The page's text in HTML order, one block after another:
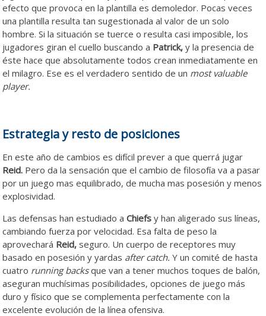
efecto que provoca en la plantilla es demoledor. Pocas veces
una plantilla resulta tan sugestionada al valor de un solo
hombre. Si la situación se tuerce o resulta casi imposible, los
jugadores giran el cuello buscando a Patrick, y la presencia de
éste hace que absolutamente todos crean inmediatamente en
el milagro. Ese es el verdadero sentido de un most valuable
player.
Estrategia y resto de posiciones
En este año de cambios es difícil prever a que querrá jugar
Reid. Pero da la sensación que el cambio de filosofía va a pasar
por un juego mas equilibrado, de mucha mas posesión y menos
explosividad.
Las defensas han estudiado aChiefs y han aligerado sus líneas,
cambiando fuerza por velocidad. Esa falta de peso la
aprovechará Reid, seguro. Un cuerpo de receptores muy
basado en posesión y yardas after catch. Y un comité de hasta
cuatro running backsque van a tener muchos toques de balón,
aseguran muchísimas posibilidades, opciones de juego más
duro y físico que se complementa perfectamente con la
excelente evolución de la línea ofensiva.